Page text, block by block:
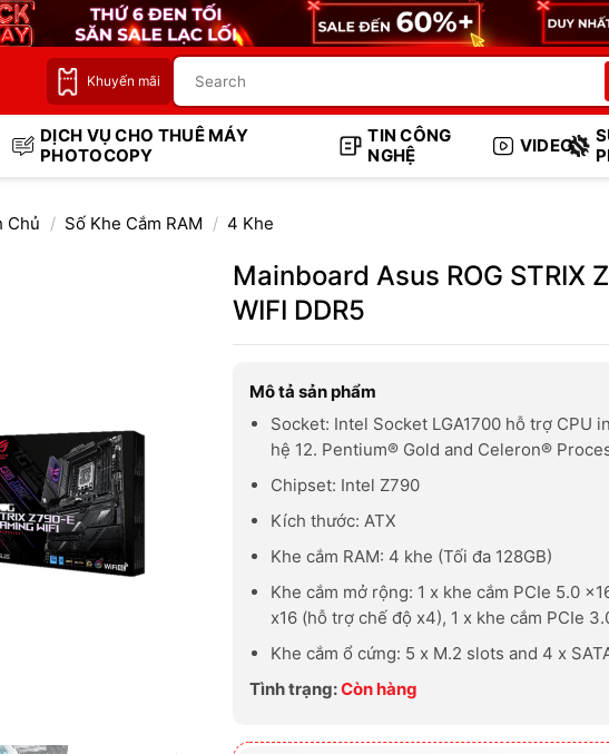
Khuyến mãi
DỊCH VỤ CHO THUÊ MÁY
PHOTOCOPY
TIN CÔNG
NGHỆ
VIDEO
Chủ / Số Khe Cắm RAM / 4 Khe
Mainboard Asus ROG STRIX
WIFI DDR5
Mô tả sản phẩm
Socket: Intel Socket LGA1700 hỗ trợ CPU
hệ 12. Pentium® Gold and Celeron®
Chipset: Intel Z790
Kích thước: ATX
Khe cắm RAM: 4 khe (Tối đa 128GB)
Khe cắm mở rộng: 1 x khe cắm PCIe 5.0
x16 (hỗ trợ chế độ x4), 1 x khe cắm PCIe
Khe cắm ổ cứng: 5 x M.2 slots and 4 x
Tình trạng:Còn hàng